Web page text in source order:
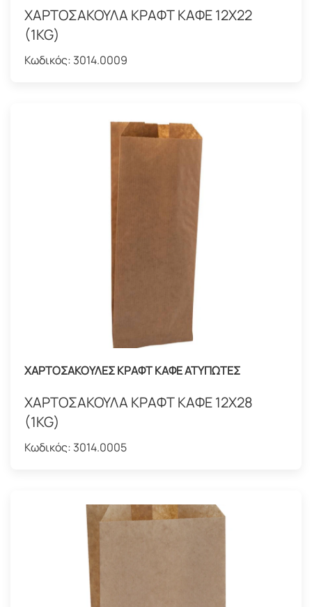
ΧΑΡΤΟΣΑΚΟΥΛΑ ΚΡΑΦΤ ΚΑΦΕ 12Χ22
(1KG)
Κωδικός: 3014.0009
ΧΑΡΤΟΣΑΚΟΥΛΕΣ ΚΡΑΦΤ ΚΑΦΕ ΑΤΥΠΩΤΕΣ
ΧΑΡΤΟΣΑΚΟΥΛΑ ΚΡΑΦΤ ΚΑΦΕ 12Χ28
(1KG)
Κωδικός: 3014.0005